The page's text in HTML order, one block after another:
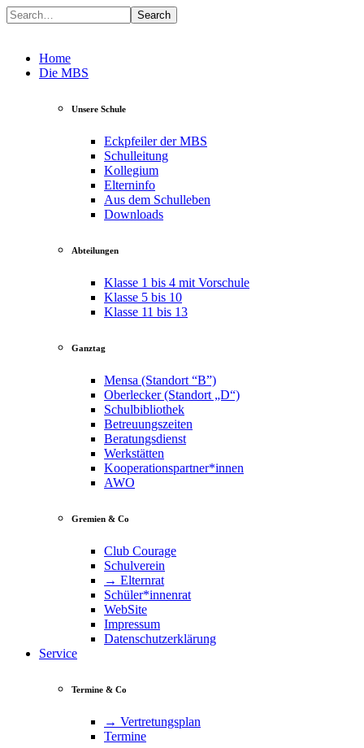
Search
Home
Die MBS
Unsere Schule
Eckpfeiler der MBS
Schulleitung
Kollegium
Elterninfo
Aus dem Schulleben
Downloads
Abteilungen
Klasse 1 bis 4 mit Vorschule
Klasse 5 bis 10
Klasse 11 bis 13
Ganztag
Mensa (Standort “B”)
Oberlecker (Standort „D“)
Schulbibliothek
Betreuungszeiten
Beratungsdienst
Werkstätten
Kooperationspartner*innen
AWO
Gremien & Co
Club Courage
Schulverein
→ Elternrat
Schüler*innenrat
WebSite
Impressum
Datenschutzerklärung
Service
Termine & Co
→ Vertretungsplan
Termine